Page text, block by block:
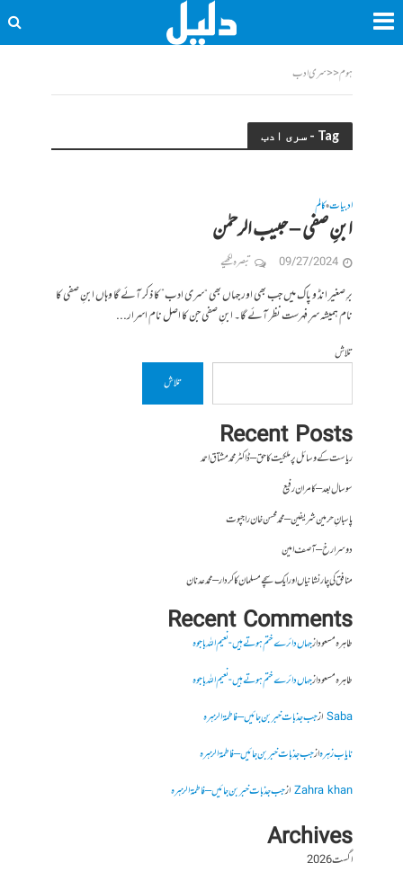
ہوم<<سری ادب
Tag - سری ادب
ادبیات•کالم
ابنِ صفی – حبیب الرحمٰن
09/27/2024 تبصرہ لکھیے
برِ صغیر انڈ و پاک میں جب بھی اور جہاں بھی “سری ادب” کا ذکر آئے گا وہاں ابنِ صفی کا
نام ہمیشہ سرِ فہرست نظر آئے گا۔ ابنِ صفی جن کا اصل نام اسرار...
تلاش
تلاش
Recent Posts
ریاست کے وسائل پر ملکیت کا حق – ڈاکٹر محمد مشتاق احمد
سو سال بعد – کامران رفیع
پاسبانِ حرمین شریفین – محمد محسن خان راجپوت
دوسرا رخ – آصف امین
منافق کی چار نشانیاں اور ایک سچے مسلمان کا کردار – محمد عدنان
Recent Comments
طاہرہ مسعودازجہاں دائرے ختم ہوتے ہیں- نعیم اللہ باجوہ
طاہرہ مسعودازجہاں دائرے ختم ہوتے ہیں- نعیم اللہ باجوہ
Sabaازجب جذبات خبر بن جائیں – فاطمۃالزہرہ
نایاب زہرہازجب جذبات خبر بن جائیں – فاطمۃالزہرہ
Zahra khanازجب جذبات خبر بن جائیں – فاطمۃالزہرہ
Archives
اگست 2026